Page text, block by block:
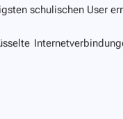
schulischen User